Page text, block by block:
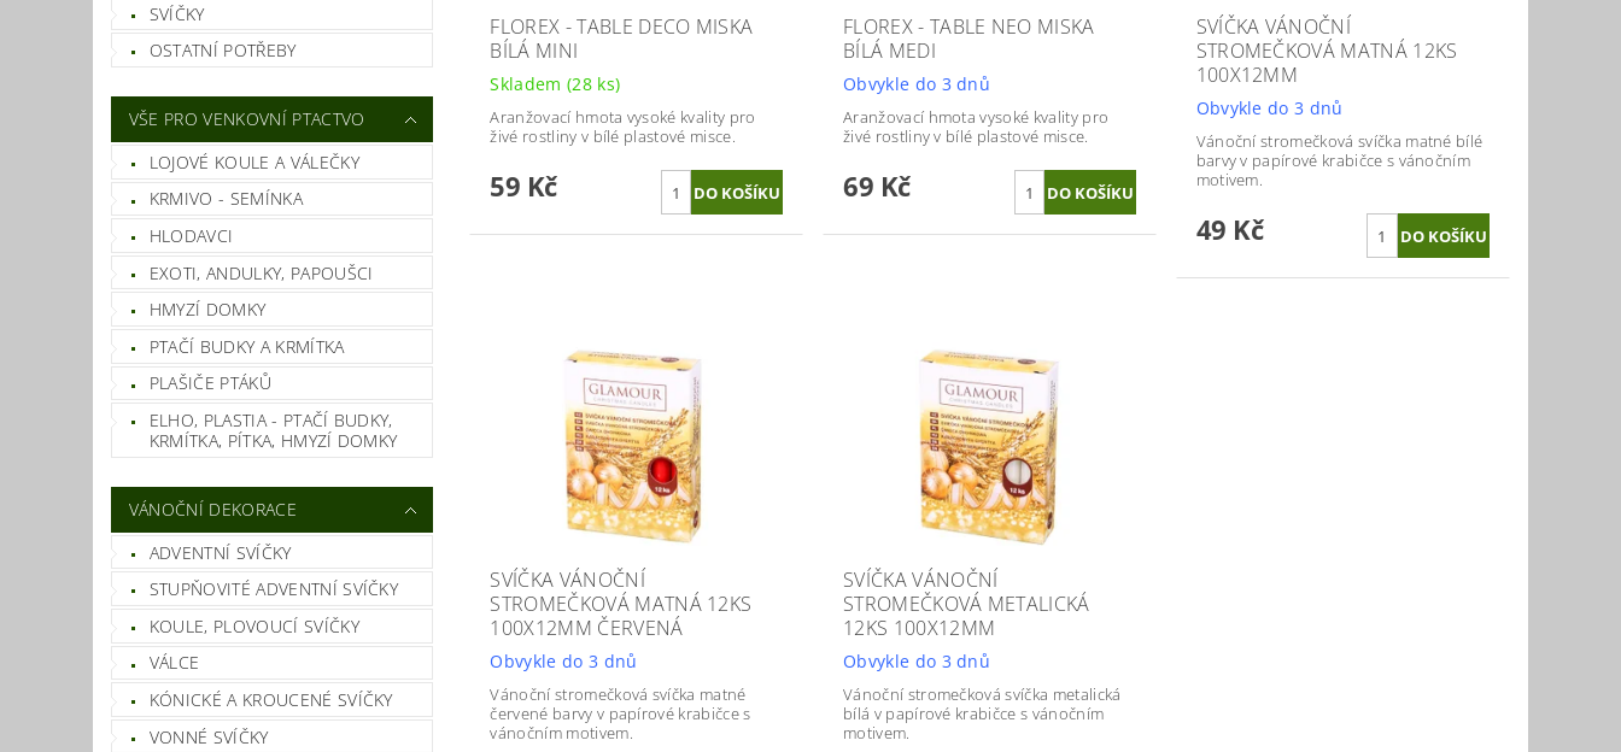
SVÍČKY
OSTATNÍ POTŘEBY
VŠE PRO VENKOVNÍ PTACTVO
LOJOVÉ KOULE A VÁLEČKY
KRMIVO - SEMÍNKA
HLODAVCI
EXOTI, ANDULKY, PAPOUŠCI
HMYZÍ DOMKY
PTAČÍ BUDKY A KRMÍTKA
PLAŠIČE PTÁKŮ
ELHO, PLASTIA - PTAČÍ BUDKY,
KRMÍTKA, PÍTKA, HMYZÍ DOMKY
VÁNOČNÍ DEKORACE
ADVENTNÍ SVÍČKY
STUPŇOVITÉ ADVENTNÍ SVÍČKY
KOULE, PLOVOUCÍ SVÍČKY
VÁLCE
KÓNICKÉ A KROUCENÉ SVÍČKY
VONNÉ SVÍČKY
FLOREX - TABLE DECO MISKA
BÍLÁ MINI
Skladem (28 ks)
Aranžovací hmota vysoké kvality pro
živé rostliny v bílé plastové misce.
59 Kč
FLOREX - TABLE NEO MISKA
BÍLÁ MEDI
Obvykle do 3 dnů
Aranžovací hmota vysoké kvality pro
živé rostliny v bílé plastové misce.
69 Kč
SVÍČKA VÁNOČNÍ
STROMEČKOVÁ MATNÁ 12KS
100X12MM
Obvykle do 3 dnů
Vánoční stromečková svíčka matné bílé
barvy v papírové krabičce s vánočním
motivem.
49 Kč
SVÍČKA VÁNOČNÍ
STROMEČKOVÁ MATNÁ 12KS
100X12MM ČERVENÁ
Obvykle do 3 dnů
Vánoční stromečková svíčka matné
červené barvy v papírové krabičce s
vánočním motivem.
SVÍČKA VÁNOČNÍ
STROMEČKOVÁ METALICKÁ
12KS 100X12MM
Obvykle do 3 dnů
Vánoční stromečková svíčka metalická
bílá v papírové krabičce s vánočním
motivem.